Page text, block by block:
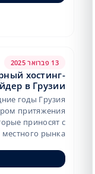
13 פברואר 2025
хостинг-
в Грузии
годы Грузия
притяжения
приносят с
местного рынка